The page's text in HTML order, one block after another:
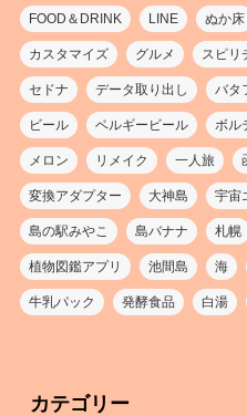
FOOD＆DRINK LINE ぬか床
カスタマイズ グルメ スピリ
セドナ データ取り出し バタ
ビール ベルギービール ボル
メロン リメイク 一人旅
変換アダプター 大神島 宇宙
島の駅みやこ 島バナナ 札幌
植物図鑑アプリ 池間島 海
牛乳パック 発酵食品 白湯
カテゴリー